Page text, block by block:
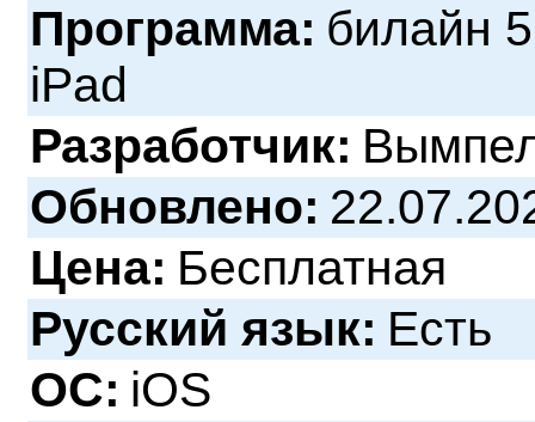
Программа: билайн
iPad
Разработчик:
Обновлено:
Цена: Бесплатная
Русский язык: Есть
ОС: iOS